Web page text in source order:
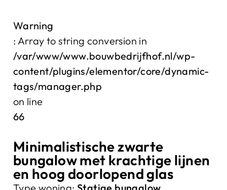
Warning
: Array to string conversion in
/var/www/www.bouwbedrijfhof.nl/wp-
content/plugins/elementor/core/dynamic-
tags/manager.php
on line
66
Minimalistische zwarte
bungalow met krachtige lijnen
en hoog doorlopend glas